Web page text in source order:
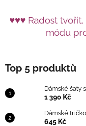
♥♥♥ Radost
módu
Top 5 produktů
Dámské šaty
1 390 Kč
Dámské
645 Kč